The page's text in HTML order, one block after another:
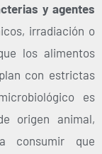
y agentes
irradiación o
los alimentos
con estrictas
es
origen animal,
consumir que